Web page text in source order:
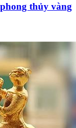
thủy vàng